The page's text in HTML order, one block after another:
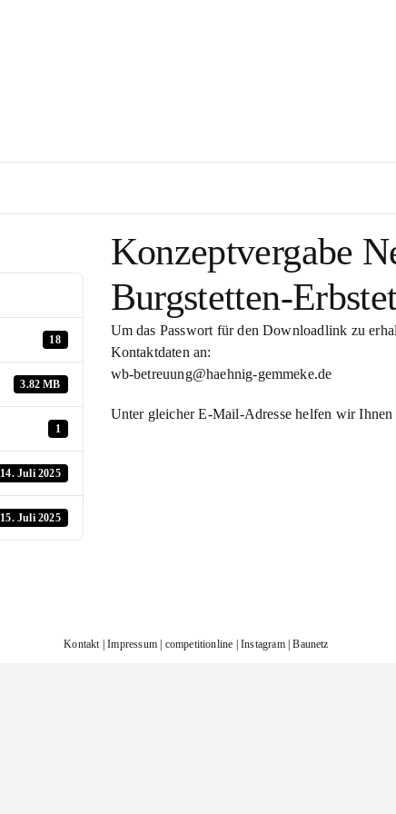
18
3.82 MB
1
14. Juli 2025
15. Juli 2025
Konzeptvergabe
Burgstetten-
Um das Passwort für den Downloadlink zu
Kontaktdaten an:
wb-betreuung@haehnig-gemmeke.de
Unter gleicher E-Mail-Adresse helfen wir Ihnen
Kontakt|Impressum| competitionline |Instagram|Baunetz